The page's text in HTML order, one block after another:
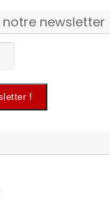
newsletter